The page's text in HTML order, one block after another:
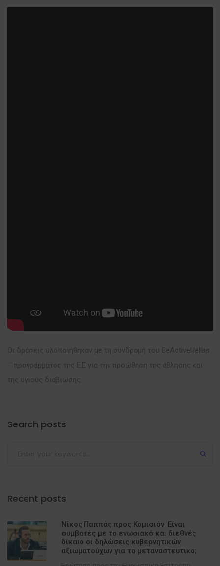
Οι δράσεις υλοποιήθηκαν με τη συνδρομή του BeActiveHellas
– προγράμματος της Ε.Ε για την προώθηση της άθλησης και
της υγιούς διαβίωσης.
Search posts
Recent posts
Νίκος Παππάς προς Κομισιόν: Είναι
συμβατές με το ενωσιακό και διεθνές
δίκαιο οι δηλώσεις κυβερνητικών
αξιωματούχων για το μεταναστευτικό;